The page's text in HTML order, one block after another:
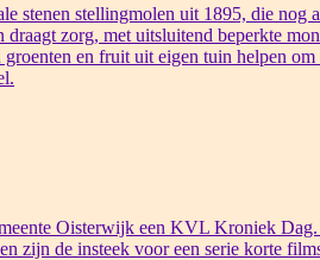
stenen stellingmolen uit 1895, die
zorg, met uitsluitend beperkte
en fruit uit eigen tuin helpen
Oisterwijk een KVL Kroniek
zijn de insteek voor een serie korte